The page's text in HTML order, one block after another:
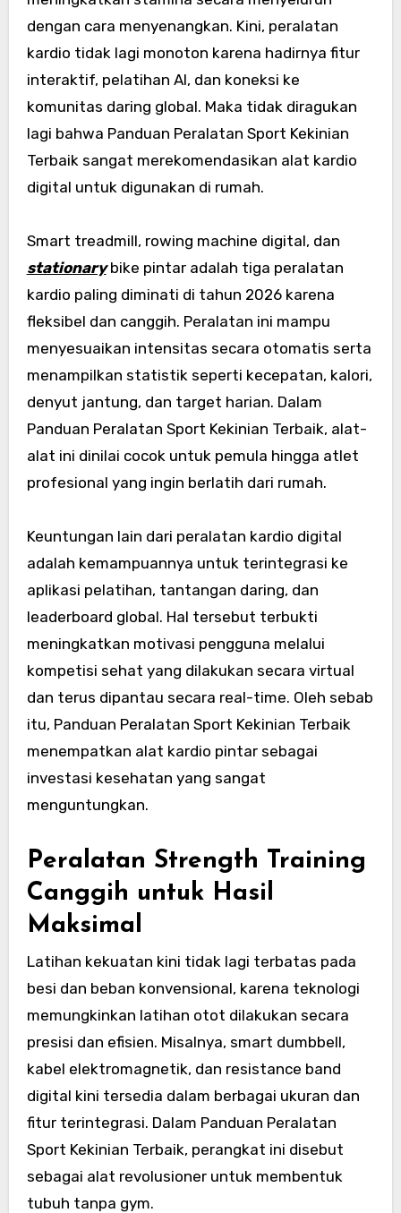
dengan cara menyenangkan. Kini, peralatan
kardio tidak lagi monoton karena hadirnya fitur
interaktif, pelatihan AI, dan koneksi ke
komunitas daring global. Maka tidak diragukan
lagi bahwa Panduan Peralatan Sport Kekinian
Terbaik sangat merekomendasikan alat kardio
digital untuk digunakan di rumah.
Smart treadmill, rowing machine digital, dan
stationarybike pintar adalah tiga peralatan
kardio paling diminati di tahun 2026 karena
fleksibel dan canggih. Peralatan ini mampu
menyesuaikan intensitas secara otomatis serta
menampilkan statistik seperti kecepatan, kalori,
denyut jantung, dan target harian. Dalam
Panduan Peralatan Sport Kekinian Terbaik, alat-
alat ini dinilai cocok untuk pemula hingga atlet
profesional yang ingin berlatih dari rumah.
Keuntungan lain dari peralatan kardio digital
adalah kemampuannya untuk terintegrasi ke
aplikasi pelatihan, tantangan daring, dan
leaderboard global. Hal tersebut terbukti
meningkatkan motivasi pengguna melalui
kompetisi sehat yang dilakukan secara virtual
dan terus dipantau secara real-time. Oleh sebab
itu, Panduan Peralatan Sport Kekinian Terbaik
menempatkan alat kardio pintar sebagai
investasi kesehatan yang sangat
menguntungkan.
Peralatan Strength Training
Canggih untuk Hasil
Maksimal
Latihan kekuatan kini tidak lagi terbatas pada
besi dan beban konvensional, karena teknologi
memungkinkan latihan otot dilakukan secara
presisi dan efisien. Misalnya, smart dumbbell,
kabel elektromagnetik, dan resistance band
digital kini tersedia dalam berbagai ukuran dan
fitur terintegrasi. Dalam Panduan Peralatan
Sport Kekinian Terbaik, perangkat ini disebut
sebagai alat revolusioner untuk membentuk
tubuh tanpa gym.